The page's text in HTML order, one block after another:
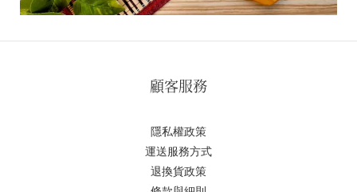
顧客服務
隱私權政策
運送服務方式
退換貨政策